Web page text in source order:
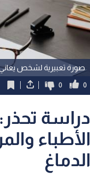
صورة تعبيرية لشخص
0
0
الأطباء
الدماغ